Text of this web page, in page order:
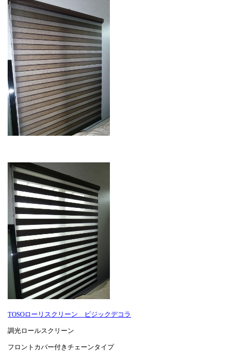
TOSOローリスクリーン ビジックデコラ
調光ロールスクリーン
フロントカバー付きチェーンタイプ